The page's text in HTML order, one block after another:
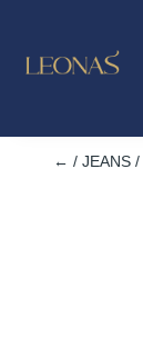
← / JEANS/